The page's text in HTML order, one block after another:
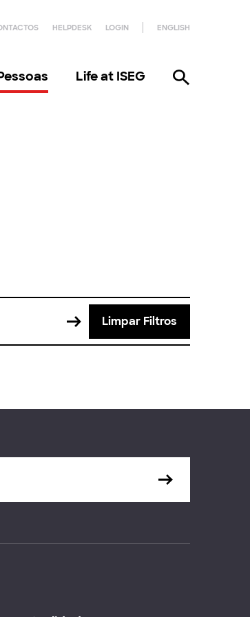
HELPDESK LOGIN ENGLISH
Life at ISEG
Limpar Filtros